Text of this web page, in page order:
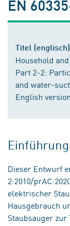
EN
Titel (englisch)
Household
Part 2-2:
and water-
English
Dieser Entwurf
2:2010/
elektrischer
Hausgebrauch
Staubsauger